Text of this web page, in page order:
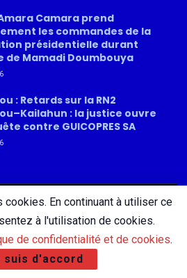
Camara prend
les commandes de la
présidentielle durant
de Mamadi Doumbouya
: Retards sur la RN2
: la justice ouvre
contre GUICOPRES SA
& Policy Contact
Tous droits réservés |
En continuant à utiliser ce
à l'utilisation de cookies.
de confidentialité et de cookies.
suis d'accord